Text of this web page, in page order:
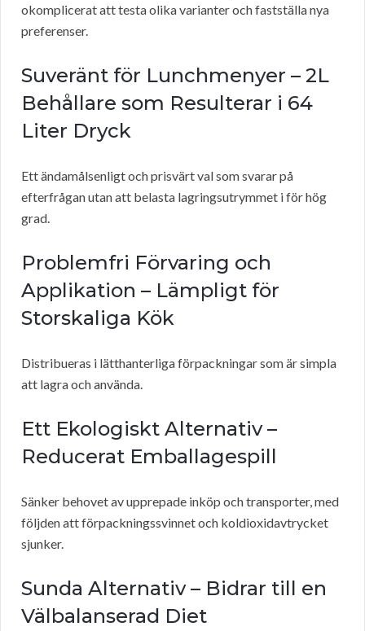
okomplicerat att testa olika varianter och fastställa nya
preferenser.
Suveränt för Lunchmenyer – 2L
Behållare som Resulterar i 64
Liter Dryck
Ett ändamålsenligt och prisvärt val som svarar på
efterfrågan utan att belasta lagringsutrymmet i för hög
grad.
Problemfri Förvaring och
Applikation – Lämpligt för
Storskaliga Kök
Distribueras i lätthanterliga förpackningar som är simpla
att lagra och använda.
Ett Ekologiskt Alternativ –
Reducerat Emballagespill
Sänker behovet av upprepade inköp och transporter, med
följden att förpackningssvinnet och koldioxidavtrycket
sjunker.
Sunda Alternativ – Bidrar till en
Välbalanserad Diet